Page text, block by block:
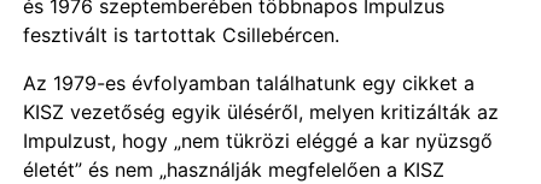
és 1976 szeptemberében többnapos Impulzus
fesztivált is tartottak Csillebércen.
Az 1979-es évfolyamban találhatunk egy cikket a
KISZ vezetőség egyik üléséről, melyen kritizálták az
Impulzust, hogy „nem tükrözi eléggé a kar nyüzsgő
életét” és nem „használják megfelelően a KISZ